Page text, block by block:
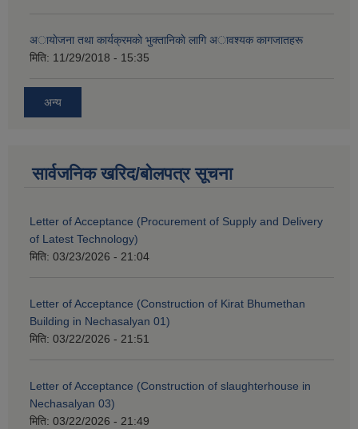
अायाेजना तथा कार्यक्रमकाे भुक्तानिकाे लागि अावश्यक कागजातहरू
मिति: 11/29/2018 - 15:35
अन्य
सार्वजनिक खरिद/बोलपत्र सूचना
Letter of Acceptance (Procurement of Supply and Delivery
of Latest Technology)
मिति: 03/23/2026 - 21:04
Letter of Acceptance (Construction of Kirat Bhumethan
Building in Nechasalyan 01)
मिति: 03/22/2026 - 21:51
Letter of Acceptance (Construction of slaughterhouse in
Nechasalyan 03)
मिति: 03/22/2026 - 21:49